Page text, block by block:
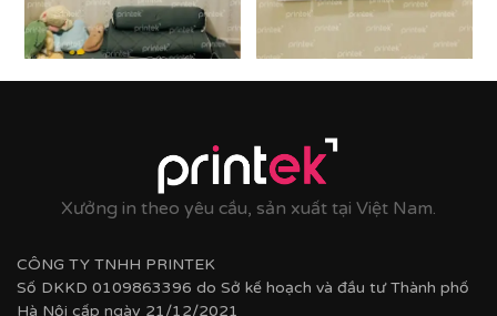
1. Dán chắc chắn – Không lo hỏng tường:
khoan. Đặc biệt, khi muốn di chuyển hay bóc ra, tường
nhà bạn vẫn hoàn toàn nguyên vẹn, không để lại vết
keo thừa hay làm bong tróc sơn.
Xưởng in theo yêu cầu, sản xuất tại Việt Nam.
CÔNG TY TNHH PRINTEK
Số DKKD 0109863396 do Sở kế hoạch và đầu tư Thành phố
Hà Nội cấp ngày 21/12/2021